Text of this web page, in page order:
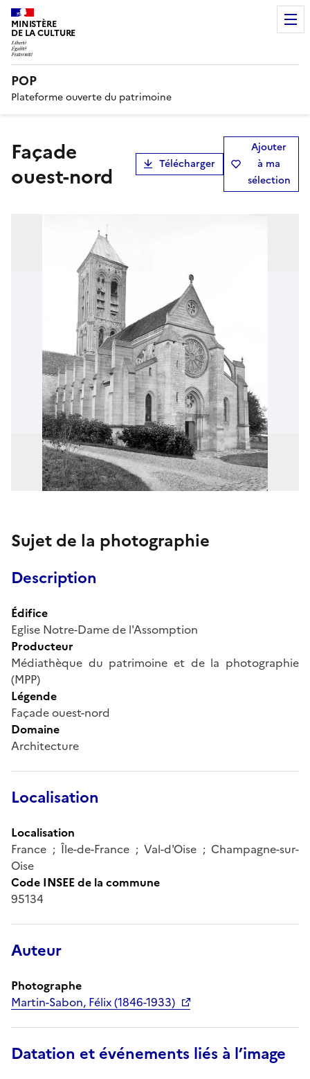
MINISTÈRE
DE LA CULTURE
POP
Plateforme ouverte du patrimoine
Façade
ouest-nord
Télécharger
Ajouter
à ma
sélection
Sujet de la photographie
Description
Édifice
Eglise Notre-Dame de l'Assomption
Producteur
Médiathèque du patrimoine et de la photographie
(MPP)
Légende
Façade ouest-nord
Domaine
Architecture
Localisation
Localisation
France ; Île-de-France ; Val-d'Oise ; Champagne-sur-
Oise
Code INSEE de la commune
95134
Auteur
Photographe
Martin-Sabon, Félix (1846-1933)
Datation et événements liés à l’image